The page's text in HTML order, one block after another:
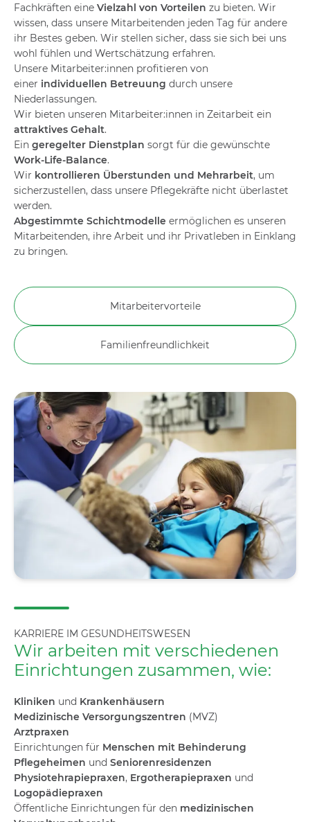
Fachkräften eine Vielzahl von Vorteilen zu bieten. Wir
wissen, dass unsere Mitarbeitenden jeden Tag für andere
ihr Bestes geben. Wir stellen sicher, dass sie sich bei uns
wohl fühlen und Wertschätzung erfahren.
Unsere Mitarbeiter:innen profitieren von
einer individuellen Betreuung durch unsere
Niederlassungen.
Wir bieten unseren Mitarbeiter:innen in Zeitarbeit ein
attraktives Gehalt.
Ein geregelter Dienstplan sorgt für die gewünschte
Work-Life-Balance.
Wir kontrollieren Überstunden und Mehrarbeit, um
sicherzustellen, dass unsere Pflegekräfte nicht überlastet
werden.
Abgestimmte Schichtmodelle ermöglichen es unseren
Mitarbeitenden, ihre Arbeit und ihr Privatleben in Einklang
zu bringen.
Mitarbeitervorteile
Familienfreundlichkeit
KARRIERE IM GESUNDHEITSWESEN
Wir arbeiten mit verschiedenen
Einrichtungen zusammen, wie:
Kliniken und Krankenhäusern
Medizinische Versorgungszentren (MVZ)
Arztpraxen
Einrichtungen für Menschen mit Behinderung
Pflegeheimen und Seniorenresidenzen
Physiotehrapiepraxen, Ergotherapiepraxen und
Logopädiepraxen
Öffentliche Einrichtungen für den medizinischen